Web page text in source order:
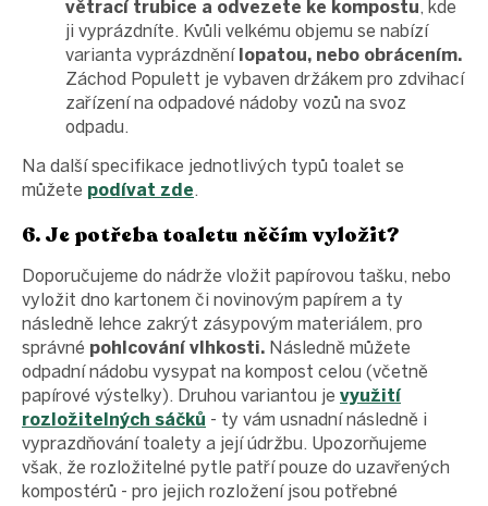
větrací trubice a odvezete ke kompostu, kde
ji vyprázdníte. Kvůli velkému objemu se nabízí
varianta vyprázdnění lopatou, nebo obrácením.
Záchod Populett je vybaven držákem pro zdvihací
zařízení na odpadové nádoby vozů na svoz
odpadu.
Na další specifikace jednotlivých typů toalet se
můžete podívat zde.
6. Je potřeba toaletu něčím vyložit?
Doporučujeme do nádrže vložit papírovou tašku, nebo
vyložit dno kartonem či novinovým papírem a ty
následně lehce zakrýt zásypovým materiálem, pro
správné pohlcování vlhkosti. Následně můžete
odpadní nádobu vysypat na kompost celou (včetně
papírové výstelky). Druhou variantou je využití
rozložitelných sáčků - ty vám usnadní následně i
vyprazdňování toalety a její údržbu. Upozorňujeme
však, že rozložitelné pytle patří pouze do uzavřených
kompostérů - pro jejich rozložení jsou potřebné